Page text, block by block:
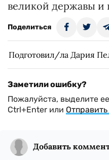
великой державы и
Поделиться
Подготовил/ла Дария
Заметили ошибку?
Пожалуйста, выделите
Ctrl+Enter или
Добавить